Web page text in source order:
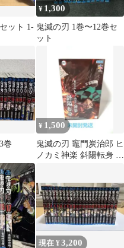
ット 1-
¥ 1,300
鬼滅の刃 1巻〜12巻セ
ット
巻
¥ 1,500
鬼滅の刃 竈門炭治郎 ヒ
ノカミ神楽 斜陽転身 フ
現在 ¥3,200